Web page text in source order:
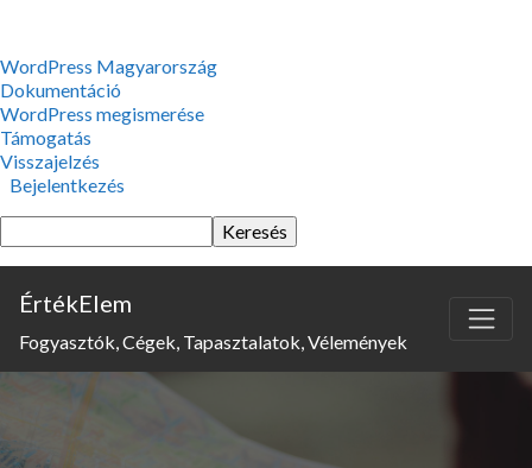
WordPress,
a
csodás
WordPress Magyarország
Dokumentáció
WordPress megismerése
Támogatás
Visszajelzés
Bejelentkezés
Keresés
ÉrtékElem
Fogyasztók, Cégek, Tapasztalatok, Vélemények